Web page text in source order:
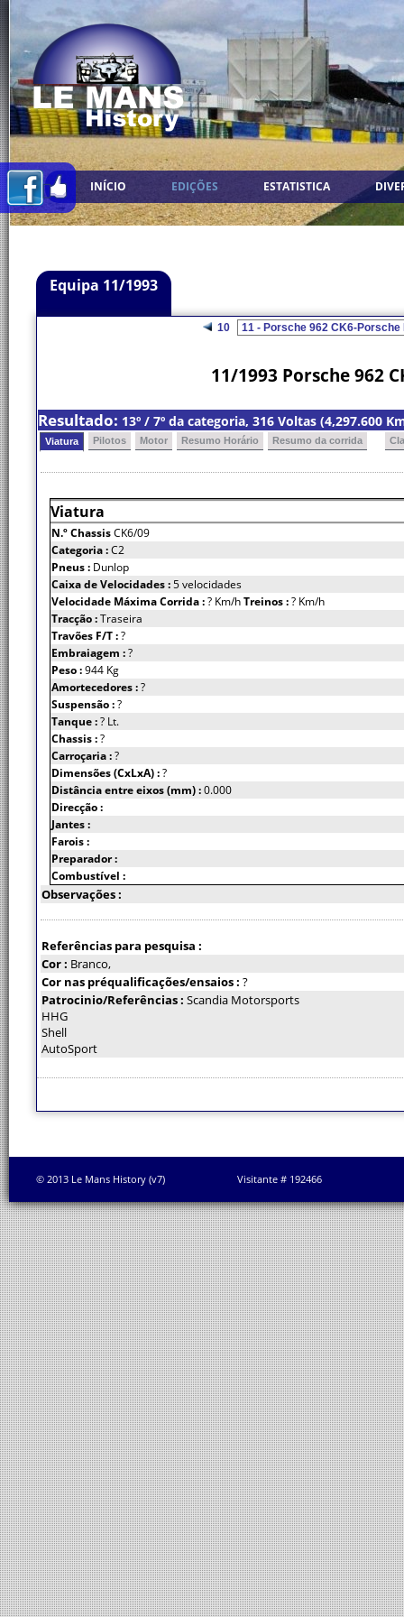
INÍCIO EDIÇÕES ESTATISTICA
Equipa 11/1993
10
11/1993 Porsche 962
Resultado: 13º / 7º da categoria, 316 Voltas (4,297.600
Viatura Pilotos Motor Resumo Horário Resumo da corrida
Viatura
N.º ChassisCK6/09
Categoria :C2
Pneus : Dunlop
Caixa de Velocidades :5 velocidades
Velocidade Máxima Corrida :? Km/hTreinos :? Km/h
Tracção :Traseira
Travões F/T :?
Embraiagem :?
Peso :944 Kg
Amortecedores :?
Suspensão :?
Tanque :? Lt.
Chassis :?
Carroçaria :?
Dimensões (CxLxA) :?
Distância entre eixos (mm) :0.000
Direcção :
Jantes :
Farois :
Preparador :
Combustível :
Observações :
Referências para pesquisa :
Cor : Branco,
Cor nas préqualificações/ensaios : ?
Patrocinio/Referências : Scandia Motorsports
HHG
Shell
AutoSport
© 2013 Le Mans History (v7) Visitante # 192466